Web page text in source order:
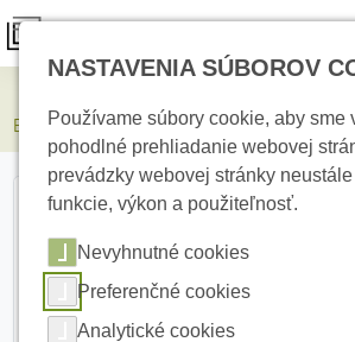
EXT-POE4 POE IP extender - 2 kanálový
NASTAVENIA SÚBOROV
Používame súbory cookie, aby sme
pohodlné prehliadanie webovej
prevádzky webovej stránky
funkcie, výkon a použiteľnosť.
Nevyhnutné cookies
Preferenčné cookies
Analytické cookies